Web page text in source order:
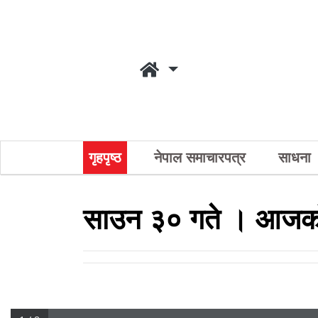
गृहपृष्ठ नेपाल समाचारपत्र साधना
साउन ३० गते ।